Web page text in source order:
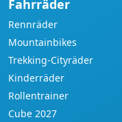
Fahrräder
Rennräder
Mountainbikes
Trekking-Cityräder
Kinderräder
Rollentrainer
Cube 2027